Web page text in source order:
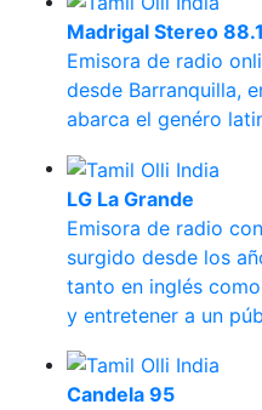
Madrigal Stereo
Emisora de radio
desde Barranquilla,
abarca el genéro
LG La Grande
Emisora de radio
surgido desde los
tanto en inglés
y entretener a un
Candela 95